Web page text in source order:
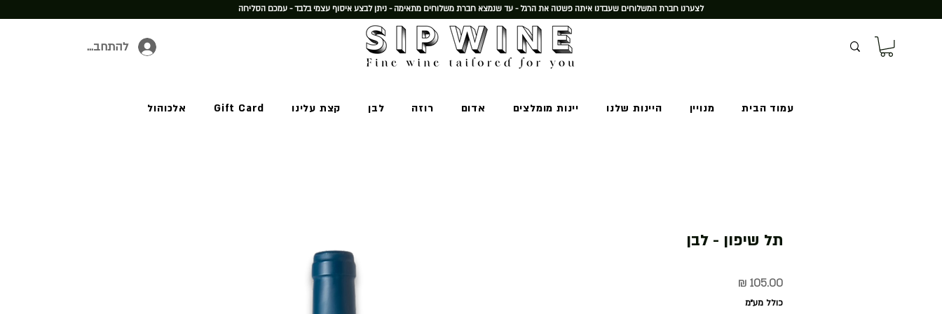
לצערנו חברת המשלוחים שעבדנו איתה פשטה את הרגל - עד שנמצא חברת משלוחים מתאימה - ניתן לבצע איסוף עצמי בלבד - עמכם הסליחה
להתחברות
עמוד הבית מנויין היינות שלנו יינות מומלצים אדום רוזה לבן קצת עלינו Gift Card אלכוהול
תל שיפון - לבן
כולל מע״מ